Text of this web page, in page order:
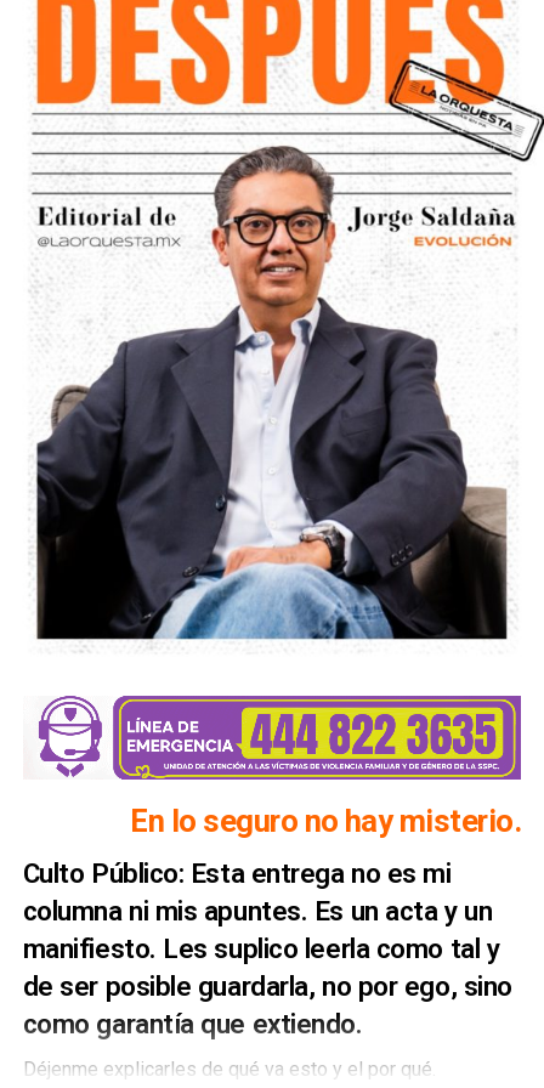
ARTÍCULOS RELACIONADOS:
COMITÉ DIRECTIVO ESTATAL
CONSEJO ESTATAL DEL PARTIDO ACCIÓN NACIONAL (PAN)
VERÓNICA RODRÍGUEZ HERNÁNDEZ
SIGUIENTE
Villa de Pozos impulsa incentivos para
contribuyentes
NO TE PIERDAS
Gobierno prepara a jóvenes para entrar a la UASLP
En lo seguro no hay misterio.
Culto Público: Esta entrega no es mi
columna ni mis apuntes. Es un acta y un
manifiesto. Les suplico leerla como tal y
de ser posible guardarla, no por ego, sino
como garantía que extiendo.
Déjenme explicarles de qué va esto y el por qué.